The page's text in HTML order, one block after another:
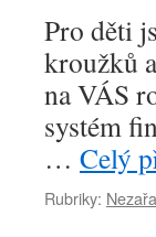
Pro děti
kroužků
na VÁS
systém
… Celý
Rubriky: